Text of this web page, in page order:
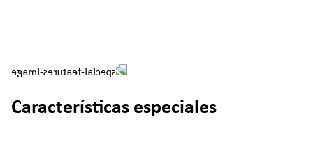
Características especiales